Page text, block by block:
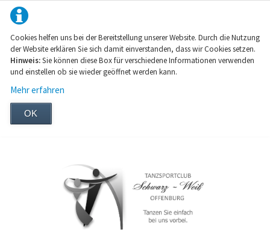
Cookies helfen uns bei der Bereitstellung unserer Website. Durch die Nutzung
der Website erklären Sie sich damit einverstanden, dass wir Cookies setzen.
Hinweis:Sie können diese Box für verschiedene Informationen verwenden
und einstellen ob sie wieder geöffnet werden kann.
Mehr erfahren
OK